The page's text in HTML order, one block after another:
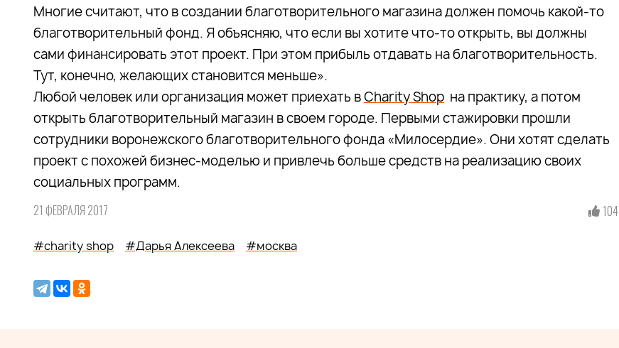
Многие считают, что в создании благотворительного магазина должен помочь какой-то
благотворительный фонд. Я объясняю, что если вы хотите что-то открыть, вы должны
сами финансировать этот проект. При этом прибыль отдавать на благотворительность.
Тут, конечно, желающих становится меньше».
Любой человек или организация может приехать вCharity Shop на практику, а потом
открыть благотворительный магазин в своем городе. Первыми стажировки прошли
сотрудники воронежского благотворительного фонда «Милосердие». Они хотят сделать
проект с похожей бизнес-моделью и привлечь больше средств на реализацию своих
социальных программ.
21 ФЕВРАЛЯ 2017 104
#charity shop #Дарья Алексеева #москва